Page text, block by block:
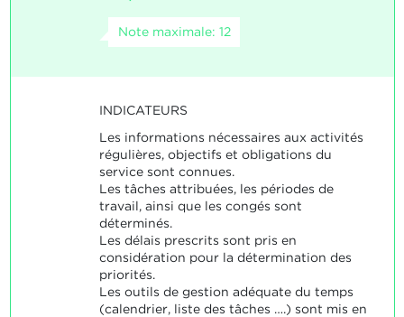
Note maximale: 12
INDICATEURS
Les informations nécessaires aux activités
régulières, objectifs et obligations du
service sont connues.
Les tâches attribuées, les périodes de
travail, ainsi que les congés sont
déterminés.
Les délais prescrits sont pris en
considération pour la détermination des
priorités.
Les outils de gestion adéquate du temps
(calendrier, liste des tâches ….) sont mis en